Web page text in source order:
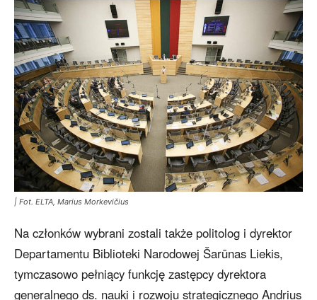
| Fot. ELTA, Marius Morkevičius
Na członków wybrani zostali także politolog i dyrektor
Departamentu Biblioteki Narodowej Šarūnas Liekis,
tymczasowo pełniący funkcję zastępcy dyrektora
generalnego ds. nauki i rozwoju strategicznego Andrius